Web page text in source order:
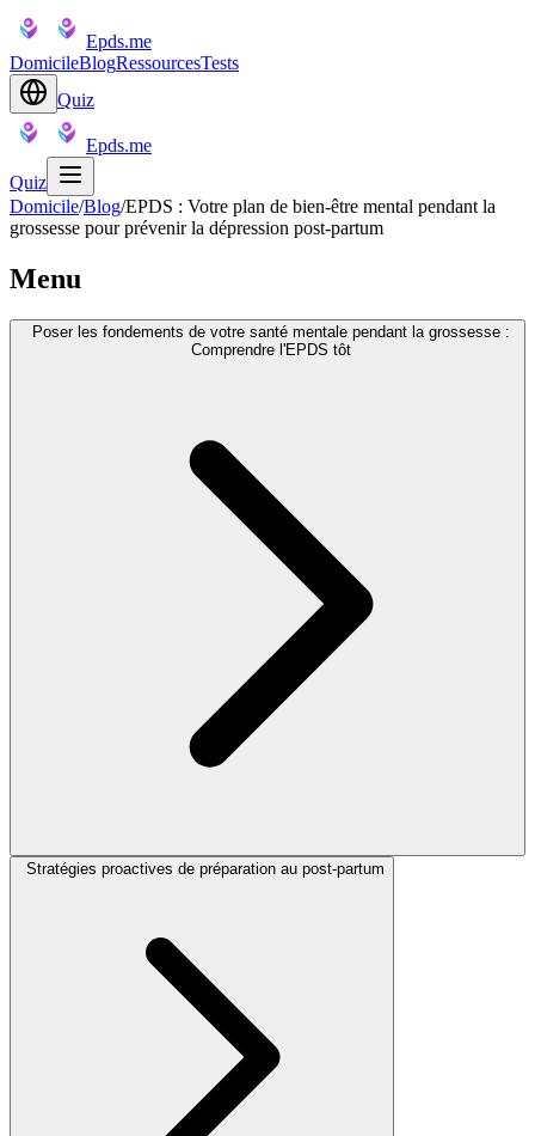
Epds.me
DomicileBlogRessourcesTests
Quiz
Epds.me
Quiz
Domicile/Blog/EPDS : Votre plan de bien-être mental pendant la
grossesse pour prévenir la dépression post-partum
Menu
Poser les fondements de votre santé mentale pendant la grossesse :
Comprendre l'EPDS tôt
Stratégies proactives de préparation au post-partum